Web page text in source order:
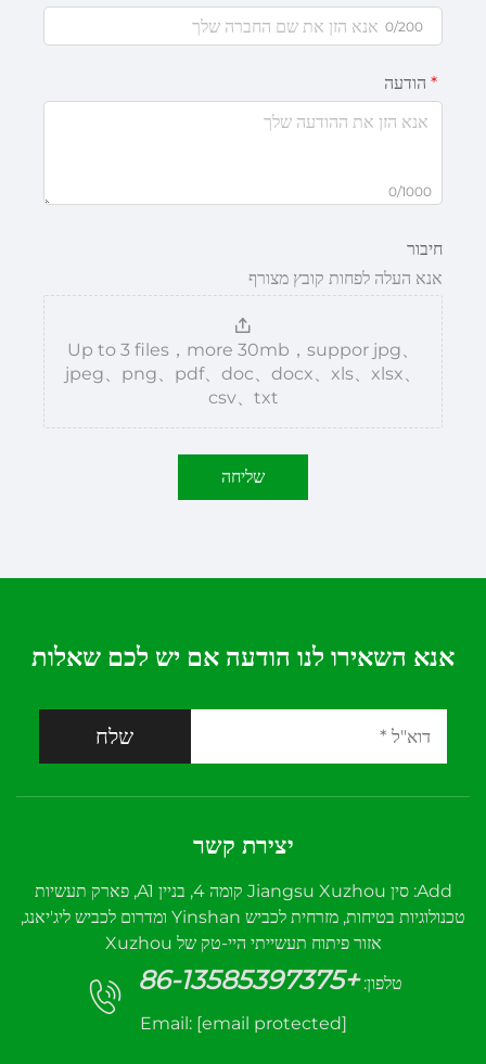
0/200
הודעה
0/1000
חיבור
אנא העלה לפחות קובץ מצורף
Up to 3 files，more 30mb，suppor jpg、
jpeg、png、pdf、doc、docx、xls、xlsx、
csv、txt
שליחה
אנא השאירו לנו הודעה אם יש לכם שאלות
שלח
יצירת קשר
Add: סין Jiangsu Xuzhou קומה 4, בניין A1, פארק תעשיות
טכנולוגיות בטיחות, מזרחית לכביש Yinshan ומדרום לכביש ליג'יאנג,
אזור פיתוח תעשייתי היי-טק של Xuzhou
טלפון: +86-13585397375
Email: [email protected]